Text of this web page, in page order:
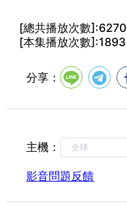
[總共播放次數]:6270
[本集播放次數]:1893
分享：
主機：
影音問題反饋